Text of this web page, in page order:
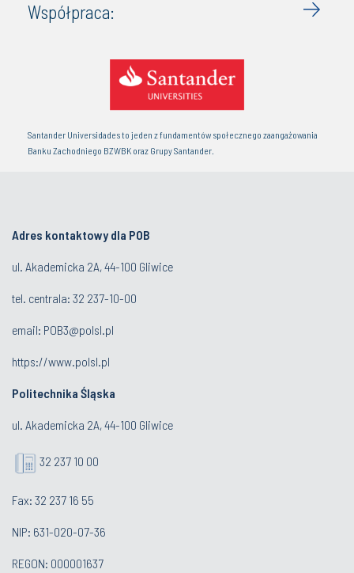
Współpraca:
Santander Universidades to jeden z fundamentów społecznego zaangażowania
Banku Zachodniego BZWBK oraz Grupy Santander.
Adres kontaktowy dla POB
ul. Akademicka 2A, 44-100 Gliwice
tel. centrala: 32 237-10-00
email: POB3@polsl.pl
https://www.polsl.pl
Politechnika Śląska
ul. Akademicka 2A, 44-100 Gliwice
32 237 10 00
Fax: 32 237 16 55
NIP: 631-020-07-36
REGON: 000001637